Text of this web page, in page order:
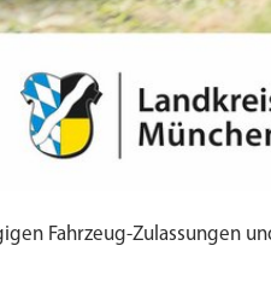
ÖPNV
MVV-
Fahrzeug-Zulassungen